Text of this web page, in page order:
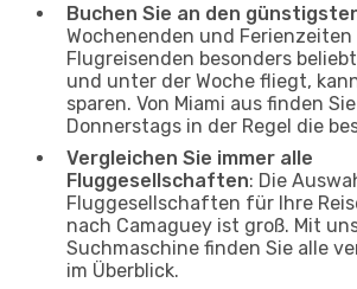
Buchen Sie an den
Wochenenden und Ferienzeiten
Flugreisenden besonders
und unter der Woche fliegt,
sparen. Von Miami aus finden
Donnerstags in der Regel die
Vergleichen Sie immer alle
Fluggesellschaften: Die
Fluggesellschaften für Ihre
nach Camaguey ist groß. Mit
Suchmaschine finden Sie alle
im Überblick.